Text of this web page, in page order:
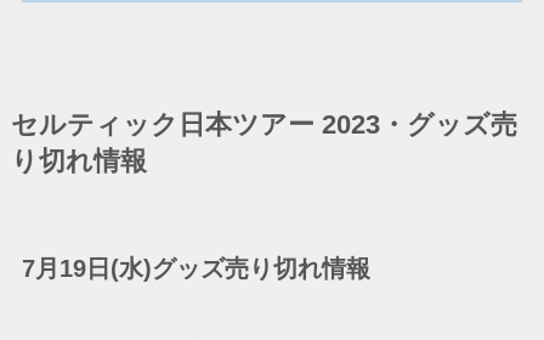
セルティック日本ツアー 2023・グッズ売
り切れ情報
7月19日(水)グッズ売り切れ情報